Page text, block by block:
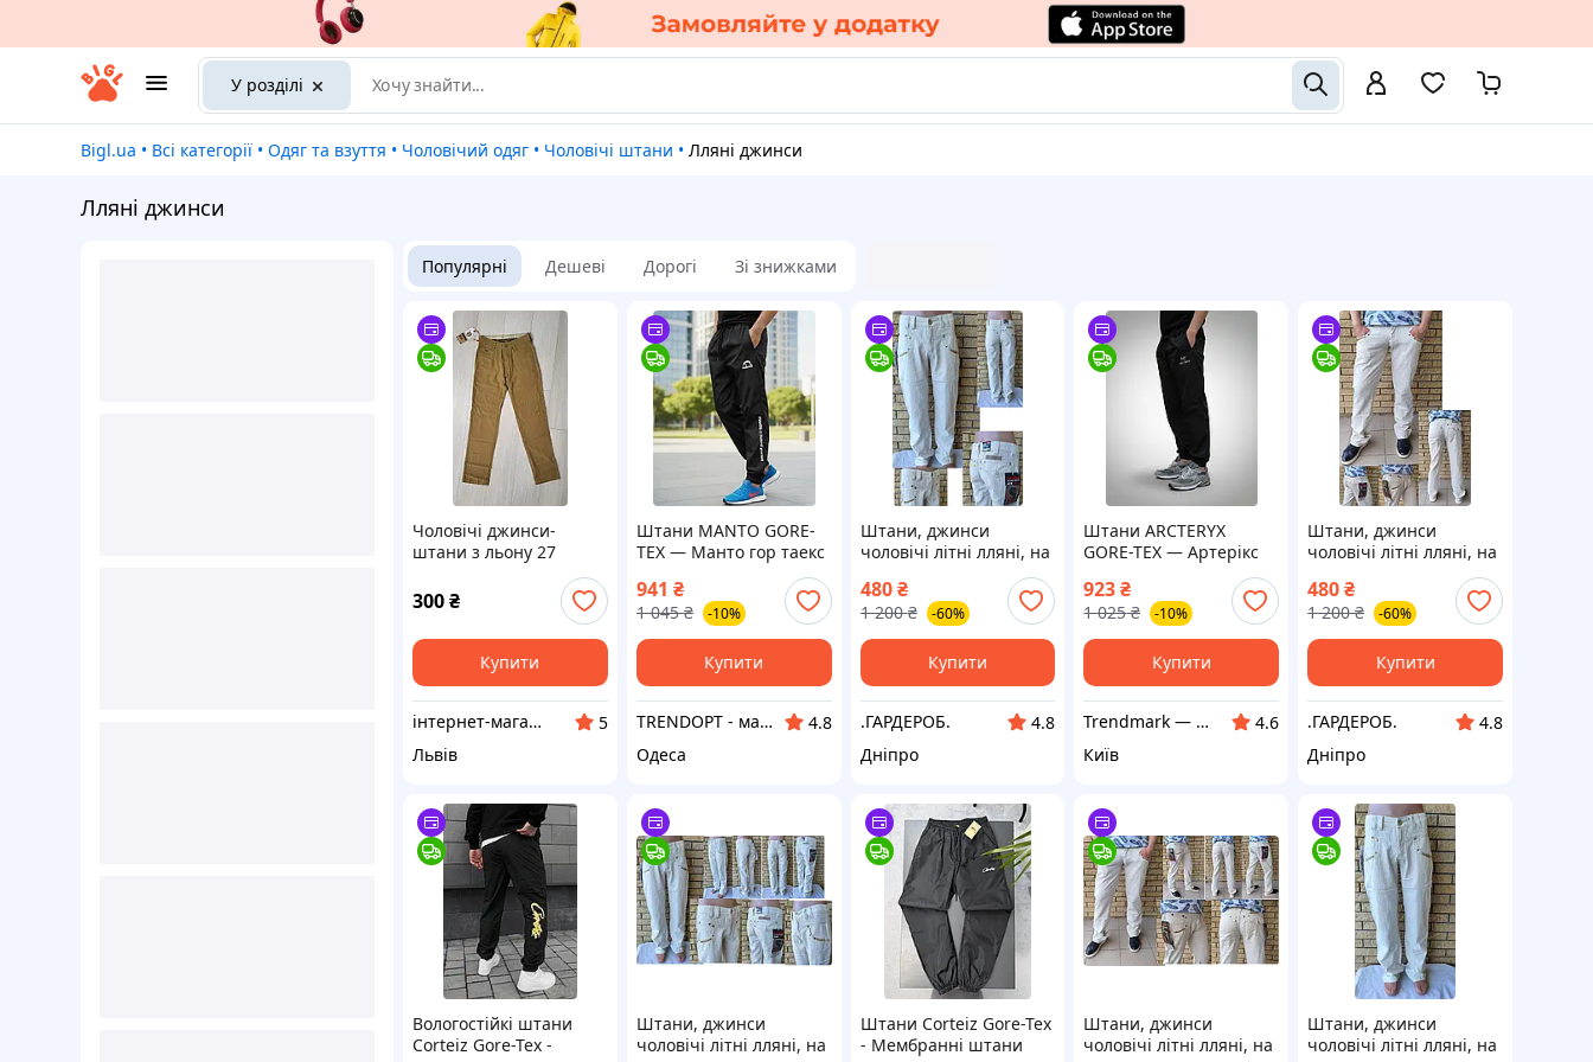
У розділі
Bigl.ua • Всі категорії • Одяг та взуття • Чоловічий одяг • Чоловічі штани • Лляні джинси
Лляні джинси
Популярні Дешеві Дорогі Зі знижками
Чоловічі джинси-
штани з льону 27
підліткові
300₴
Купити
інтернет-магазин "Amina Style"
5
Львів
Штани MANTO GORE-
TEX — Манто гор таекс
941 ₴
1 045 ₴ -10%
Купити
TRENDOPT - магазин брендового одягу
4.8
Одеса
Штани, джинси
чоловічі літні лляні, на
високий зріст, пряма
штанина BAYERN,
Туреччина
480 ₴
1 200 ₴ -60%
Купити
.ГАРДЕРОБ.
4.8
Дніпро
Штани ARCTERYX
GORE-TEX — Артерікс
мембранні
923₴
1 025 ₴ -10%
Купити
Trendmark — магазин трендового одягу
4.6
Київ
Штани, джинси
чоловічі літні лляні, на
високий зріст, пряма
штанина BAYERN,
Туреччина
480₴
1 200 ₴ -60%
Купити
.ГАРДЕРОБ.
4.8
Дніпро
Вологостійкі штани
Corteiz Gore-Tex -
Штани, джинси
чоловічі літні лляні, на
Штани Corteiz Gore-Tex
- Мембранні штани
Штани, джинси
чоловічі літні лляні, на
Штани, джинси
чоловічі літні лляні, на